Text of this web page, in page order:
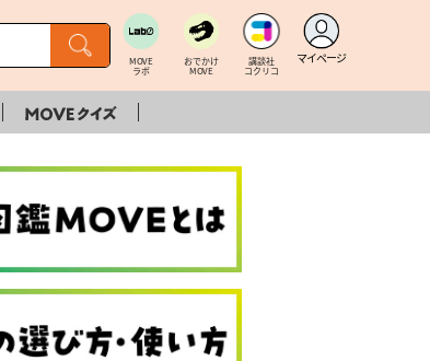
MOVE
ラボ
おでかけ
MOVE
講談社
コクリコ
マイページ